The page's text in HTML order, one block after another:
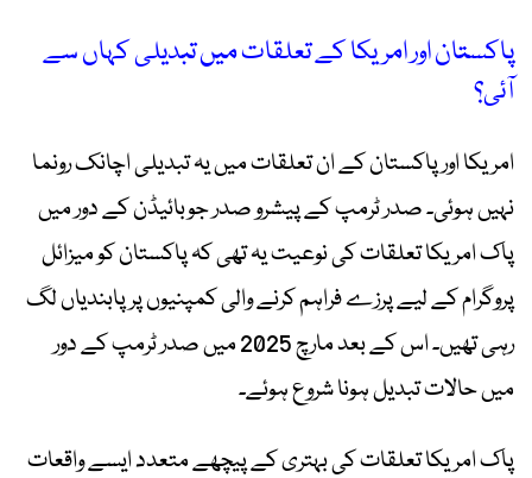
پاکستان اور امریکا کے تعلقات میں تبدیلی کہاں سے
آئی؟
امریکا اور پاکستان کے ان تعلقات میں یہ تبدیلی اچانک رونما
نہیں ہوئی۔ صدر ٹرمپ کے پیشرو صدر جوبائیڈن کے دور میں
پاک امریکا تعلقات کی نوعیت یہ تھی کہ پاکستان کو میزائل
پروگرام کے لیے پرزے فراہم کرنے والی کمپنیوں پر پابندیاں لگ
رہی تھیں۔ اس کے بعد مارچ 2025 میں صدر ٹرمپ کے دور
میں حالات تبدیل ہونا شروع ہوئے۔
پاک امریکا تعلقات کی بہتری کے پیچھے متعدد ایسے واقعات